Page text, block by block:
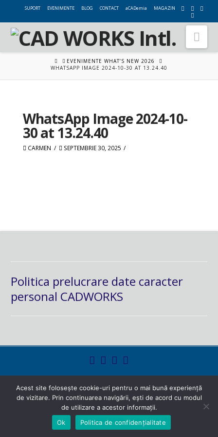
SUPORT EVENIMENTE BLOG CONTACT aCADemia MAGAZIN
HOMEEVENIMENTE WHAT’S NEW 2026
WHATSAPP IMAGE 2024-10-30 AT 13.24.40
WhatsApp Image 2024-10-
30 at 13.24.40
CARMEN SEPTEMBRIE 30, 2025
Politica prelucrare date caracter
personal CADWORKS
Acest site folosește cookie-uri pentru o mai bună experiență
de vizitare. Prin continuarea navigării, ești de acord cu modul
de utilizare a acestor informații.
Ok
Politica de confidențialitate